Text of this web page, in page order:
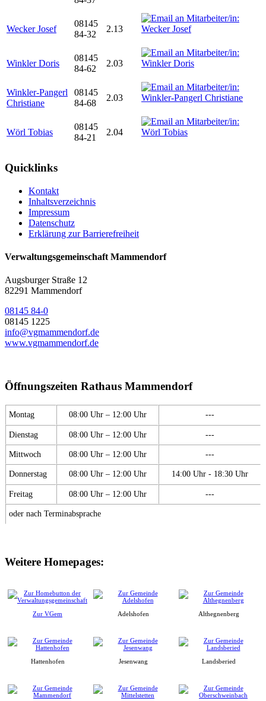
Wecker Josef
08145
84-32
2.13
Winkler Doris
08145
84-62
2.03
Winkler-Pangerl
Christiane
08145
84-68
2.03
Wörl Tobias
08145
84-21
2.04
Quicklinks
Kontakt
Inhaltsverzeichnis
Impressum
Datenschutz
Erklärung zur Barrierefreiheit
Verwaltungsgemeinschaft Mammendorf
Augsburger Straße 12
82291 Mammendorf
08145 84-0
08145 1225
info@vgmammendorf.de
www.vgmammendorf.de
Öffnungszeiten Rathaus Mammendorf
Montag 08:00 Uhr – 12:00 Uhr ---
Dienstag 08:00 Uhr – 12:00 Uhr ---
Mittwoch 08:00 Uhr – 12:00 Uhr ---
Donnerstag 08:00 Uhr – 12:00 Uhr 14:00 Uhr - 18:30 Uhr
Freitag 08:00 Uhr – 12:00 Uhr ---
oder nach Terminabsprache
Weitere Homepages:
Zur VGem Adelshofen Althegnenberg
Hattenhofen Jesenwang Landsberied